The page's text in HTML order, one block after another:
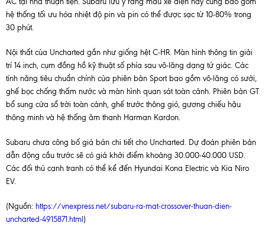
hệ thống tối ưu hóa nhiệt độ pin và pin có thể được sạc từ 10-80% trong
30 phút.
Nội thất của Uncharted gần như giống hệt C-HR. Màn hình thông tin giải
trí 14 inch, cụm đồng hồ kỹ thuật số phía sau vô-lăng dạng tứ giác. Các
tính năng tiêu chuẩn chính của phiên bản Sport bao gồm vô-lăng có sưởi,
ghế bọc chống thấm nước và màn hình quan sát toàn cảnh. Phiên bản GT
bổ sung cửa sổ trời toàn cảnh, ghế trước thông gió, gương chiếu hậu
thông minh và hệ thống âm thanh Harman Kardon.
Subaru chưa công bố giá bán chi tiết cho Uncharted. Dự đoán phiên bản
dẫn động cầu trước sẽ có giá khởi điểm khoảng 30.000-40.000 USD.
Các đối thủ cạnh tranh có thể kể đến Hyundai Kona Electric và Kia Niro
EV.
(Nguồn: https://vnexpress.net/subaru-ra-mat-crossover-thuan-dien-
uncharted-4915871.html )